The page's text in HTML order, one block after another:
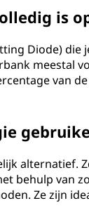
is
Diode) die
meestal
van
alternatief.
behulp van
Ze zijn